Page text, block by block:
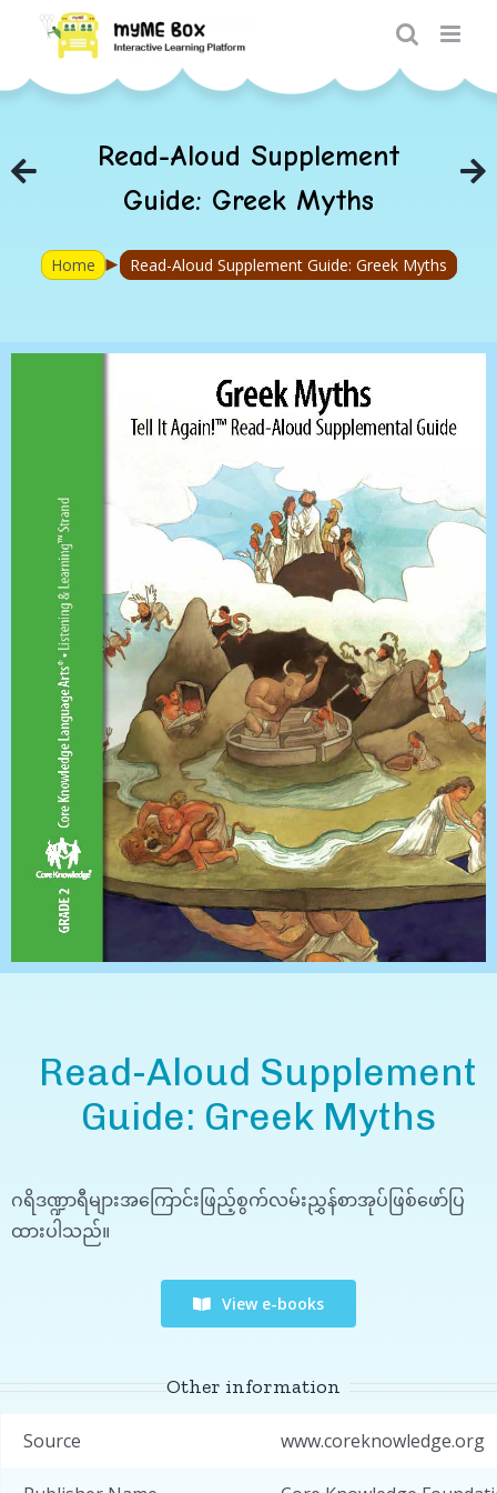
content
Read-Aloud Supplement
Guide: Greek Myths
Home ► Read-Aloud Supplement Guide: Greek Myths
Read-Aloud Supplement
Guide: Greek Myths
ဂရိဒဏ္ဍာရီများအကြောင်းဖြည့်စွက်လမ်းညွှန်စာအုပ်ဖြစ်ဖော်ပြ
ထားပါသည်။
View e-books
Other information
Source www.coreknowledge.org